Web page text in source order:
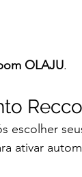
OLAJU.
escolher
ativar